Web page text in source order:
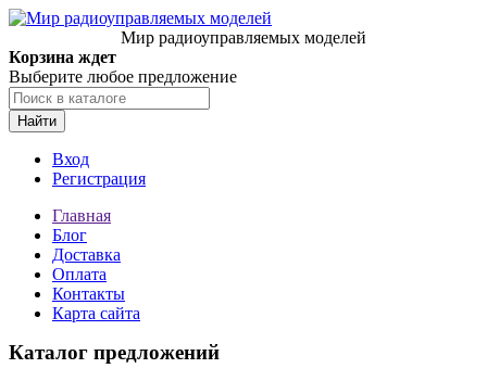
Мир радиоуправляемых моделей
Корзина ждет
Выберите любое предложение
Найти
Вход
Регистрация
Главная
Блог
Доставка
Оплата
Контакты
Карта сайта
Каталог предложений